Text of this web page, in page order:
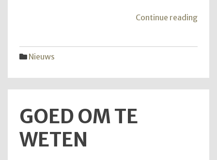
Continue reading
Nieuws
GOED OM TE
WETEN